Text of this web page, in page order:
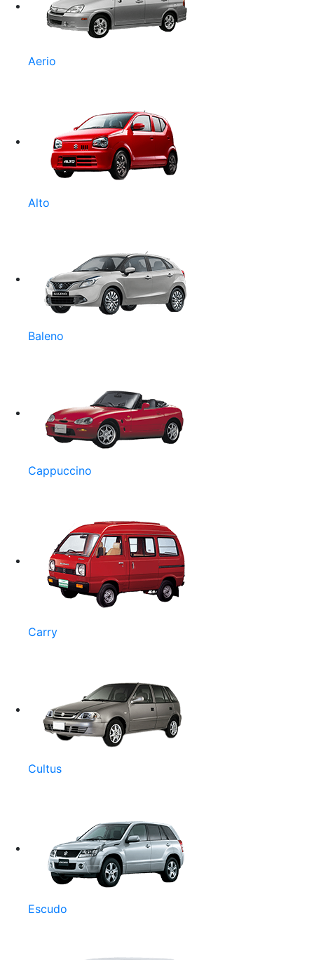
Aerio
Alto
Baleno
Cappuccino
Carry
Cultus
Escudo